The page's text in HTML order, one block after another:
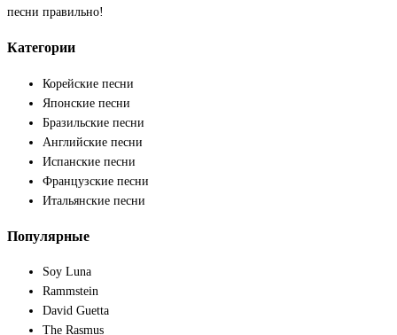
песни правильно!
Категории
Корейские песни
Японские песни
Бразильские песни
Английские песни
Испанские песни
Французские песни
Итальянские песни
Популярные
Soy Luna
Rammstein
David Guetta
The Rasmus